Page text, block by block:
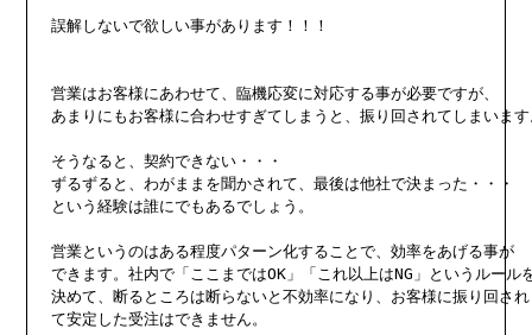
誤解しないで欲しい事があります！！！
営業はお客様にあわせて、臨機応変に対応する事が必要ですが、
あまりにもお客様に合わせすぎてしまうと、振り回されてしまいま
そうなると、契約できない・・・
ずるずると、わがままを聞かされて、最後は他社で決まった・・・
という経験は誰にでもあるでしょう。
営業というのはある程度パターン化することで、効率をあげる事が
できます。社内で「ここまではOK」「これ以上はNG」というルール
決めて、断るところは断らないと不効率になり、お客様に振り回され
て安定した受注はできません。